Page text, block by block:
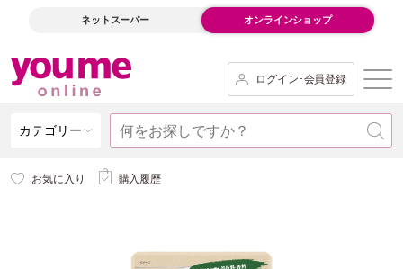
ネットスーパー オンラインショップ
ログイン･会員登録
カテゴリー
お気に入り 購入履歴